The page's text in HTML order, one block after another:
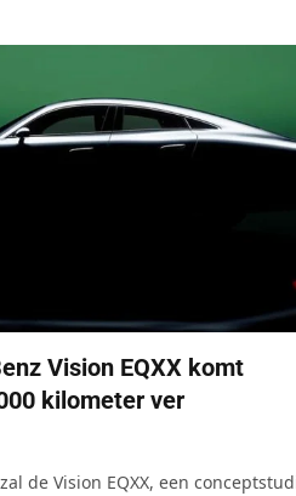
Vision EQXX komt
kilometer ver
de Vision EQXX, een